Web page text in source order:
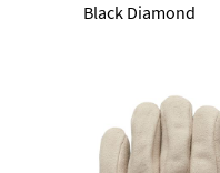
Black Diamond